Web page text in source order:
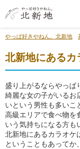
やっぱ好きやねん。北新地
北新地にあるカ
盛り上がるならやっぱ
綺麗な女の子がいるお
いという男性も多いこ
高級エリアで食べ物を
いう気持ちになる方も
北新地にあるカラオケ
ということもあってか